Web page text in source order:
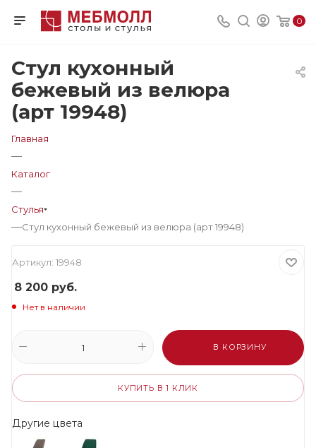
0
Стул кухонный
бежевый из велюра
(арт 19948)
Главная
—
Каталог
—
Стулья
—Стул кухонный бежевый из велюра (арт 19948)
Артикул: 19948
8 200 руб.
Нет в наличии
В КОРЗИНУ
КУПИТЬ В 1 КЛИК
Другие цвета